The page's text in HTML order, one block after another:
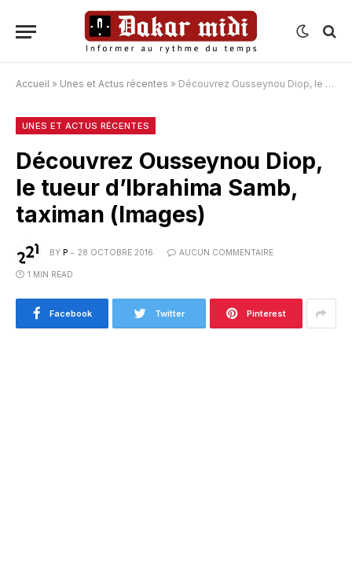
Accueil » Unes et Actus récentes » Découvrez Ousseynou Diop, le tueur d’Ibrahima Samb, taximan (Images)
UNES ET ACTUS RÉCENTES
Découvrez Ousseynou Diop,
le tueur d’Ibrahima Samb,
taximan (Images)
BY P 28 OCTOBRE 2016 AUCUN COMMENTAIRE
1 MIN READ
Facebook Twitter Pinterest